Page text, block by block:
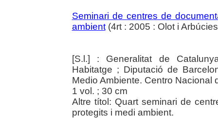
Seminari de centres de
ambient(4rt : 2005 : Olot i
[S.l.] : Generalitat de
Habitatge ; Diputació de
Medio Ambiente. Centro Nacional
1 vol. ; 30 cm
Altre títol: Quart seminari de
protegits i medi ambient.